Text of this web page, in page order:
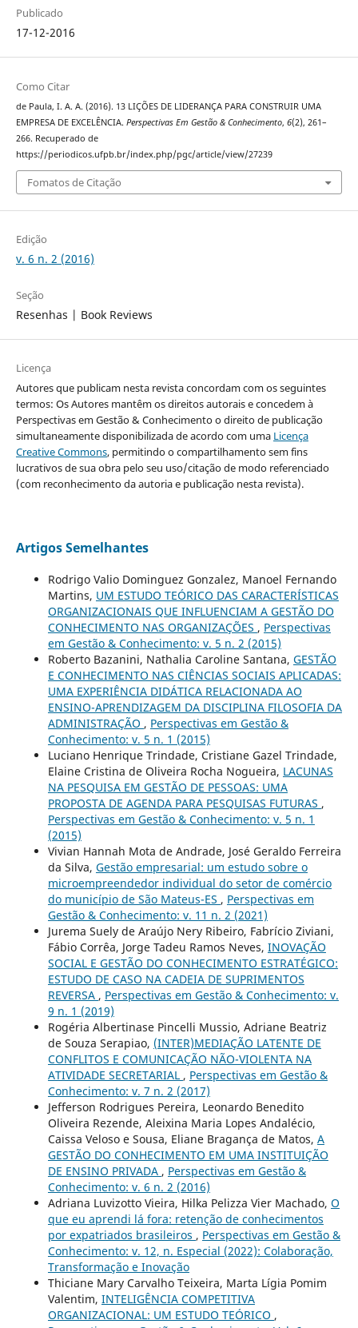
Publicado
17-12-2016
Como Citar
de Paula, I. A. A. (2016). 13 LIÇÕES DE LIDERANÇA PARA CONSTRUIR UMA
EMPRESA DE EXCELÊNCIA. Perspectivas Em Gestão & Conhecimento, 6(2), 261–
266. Recuperado de
https://periodicos.ufpb.br/index.php/pgc/article/view/27239
Fomatos de Citação
Edição
v. 6 n. 2 (2016)
Seção
Resenhas | Book Reviews
Licença
Autores que publicam nesta revista concordam com os seguintes
termos: Os Autores mantêm os direitos autorais e concedem à
Perspectivas em Gestão & Conhecimento o direito de publicação
simultaneamente disponibilizada de acordo com uma Licença
Creative Commons, permitindo o compartilhamento sem fins
lucrativos de sua obra pelo seu uso/citação de modo referenciado
(com reconhecimento da autoria e publicação nesta revista).
Artigos Semelhantes
Rodrigo Valio Dominguez Gonzalez, Manoel Fernando
Martins, UM ESTUDO TEÓRICO DAS CARACTERÍSTICAS
ORGANIZACIONAIS QUE INFLUENCIAM A GESTÃO DO
CONHECIMENTO NAS ORGANIZAÇÕES , Perspectivas
em Gestão & Conhecimento: v. 5 n. 2 (2015)
Roberto Bazanini, Nathalia Caroline Santana, GESTÃO
E CONHECIMENTO NAS CIÊNCIAS SOCIAIS APLICADAS:
UMA EXPERIÊNCIA DIDÁTICA RELACIONADA AO
ENSINO-APRENDIZAGEM DA DISCIPLINA FILOSOFIA DA
ADMINISTRAÇÃO , Perspectivas em Gestão &
Conhecimento: v. 5 n. 1 (2015)
Luciano Henrique Trindade, Cristiane Gazel Trindade,
Elaine Cristina de Oliveira Rocha Nogueira, LACUNAS
NA PESQUISA EM GESTÃO DE PESSOAS: UMA
PROPOSTA DE AGENDA PARA PESQUISAS FUTURAS ,
Perspectivas em Gestão & Conhecimento: v. 5 n. 1
(2015)
Vivian Hannah Mota de Andrade, José Geraldo Ferreira
da Silva, Gestão empresarial: um estudo sobre o
microempreendedor individual do setor de comércio
do município de São Mateus-ES , Perspectivas em
Gestão & Conhecimento: v. 11 n. 2 (2021)
Jurema Suely de Araújo Nery Ribeiro, Fabrício Ziviani,
Fábio Corrêa, Jorge Tadeu Ramos Neves, INOVAÇÃO
SOCIAL E GESTÃO DO CONHECIMENTO ESTRATÉGICO:
ESTUDO DE CASO NA CADEIA DE SUPRIMENTOS
REVERSA , Perspectivas em Gestão & Conhecimento: v.
9 n. 1 (2019)
Rogéria Albertinase Pincelli Mussio, Adriane Beatriz
de Souza Serapiao, (INTER)MEDIAÇÃO LATENTE DE
CONFLITOS E COMUNICAÇÃO NÃO-VIOLENTA NA
ATIVIDADE SECRETARIAL , Perspectivas em Gestão &
Conhecimento: v. 7 n. 2 (2017)
Jefferson Rodrigues Pereira, Leonardo Benedito
Oliveira Rezende, Aleixina Maria Lopes Andalécio,
Caissa Veloso e Sousa, Eliane Bragança de Matos, A
GESTÃO DO CONHECIMENTO EM UMA INSTITUIÇÃO
DE ENSINO PRIVADA , Perspectivas em Gestão &
Conhecimento: v. 6 n. 2 (2016)
Adriana Luvizotto Vieira, Hilka Pelizza Vier Machado, O
que eu aprendi lá fora: retenção de conhecimentos
por expatriados brasileiros , Perspectivas em Gestão &
Conhecimento: v. 12, n. Especial (2022): Colaboração,
Transformação e Inovação
Thiciane Mary Carvalho Teixeira, Marta Lígia Pomim
Valentim, INTELIGÊNCIA COMPETITIVA
ORGANIZACIONAL: UM ESTUDO TEÓRICO ,